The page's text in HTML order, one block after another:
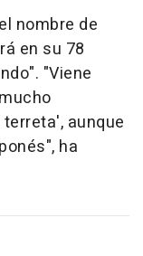
nombre de
en su 78
"Viene
aunque
ha